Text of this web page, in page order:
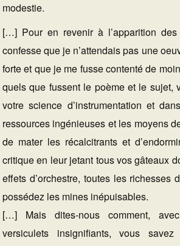
modestie.
[…] Pour en revenir à l’apparition
confesse que je n’attendais pas une
forte et que je me fusse contenté de
quels que fussent le poème et le sujet,
votre science d’instrumentation et
ressources ingénieuses et les moyens
de mater les récalcitrants et
critique en leur jetant tous vos gâteaux
effets d’orchestre, toutes les richesses
possédez les mines inépuisables.
[…] Mais dites-nous comment,
versiculets insignifiants, vous